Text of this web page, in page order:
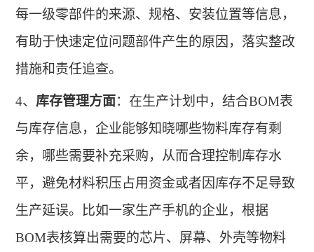
每一级零部件的来源、规格、安装位置等信息，
有助于快速定位问题部件产生的原因，落实整改
措施和责任追查。
4、 库存管理方面：在生产计划中，结合BOM表
与库存信息，企业能够知晓哪些物料库存有剩
余，哪些需要补充采购，从而合理控制库存水
平，避免材料积压占用资金或者因库存不足导致
生产延误。比如一家生产手机的企业，根据
BOM表核算出需要的芯片、屏幕、外壳等物料